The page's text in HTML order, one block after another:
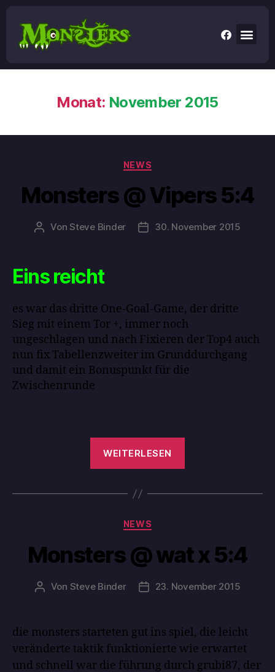
Monat: November 2015
NEWS
Monsters @ Vipers 5:4
VonSteve Binder 30. November 2015
Eins reicht
es war das dritte One-Goal-Game, der dritte
Sieg mit einem Tor +, immer noch
ungeschlagen und nach Fixieren der Top4 auch
nun fix Tabellenzweiter im Grunddurchgang
und damit ein Bonuspunkt für die
Zwischenrunde
WEITERLESEN
NEWS
Monsters @ wat x 5:4
Von Steve Binder 23. November 2015
die monsters starteten gut ins spiel, die leicht
veränderte taktik funktionierte wie erwartet
und schnell war die führung durch grubi87, der